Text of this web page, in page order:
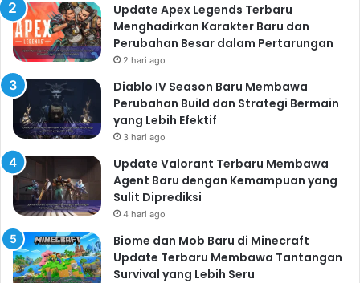
Update Apex Legends Terbaru
Menghadirkan Karakter Baru dan
Perubahan Besar dalam Pertarungan
2 hari ago
Diablo IV Season Baru Membawa
Perubahan Build dan Strategi Bermain
yang Lebih Efektif
3 hari ago
Update Valorant Terbaru Membawa
Agent Baru dengan Kemampuan yang
Sulit Diprediksi
4 hari ago
Biome dan Mob Baru di Minecraft
Update Terbaru Membawa Tantangan
Survival yang Lebih Seru